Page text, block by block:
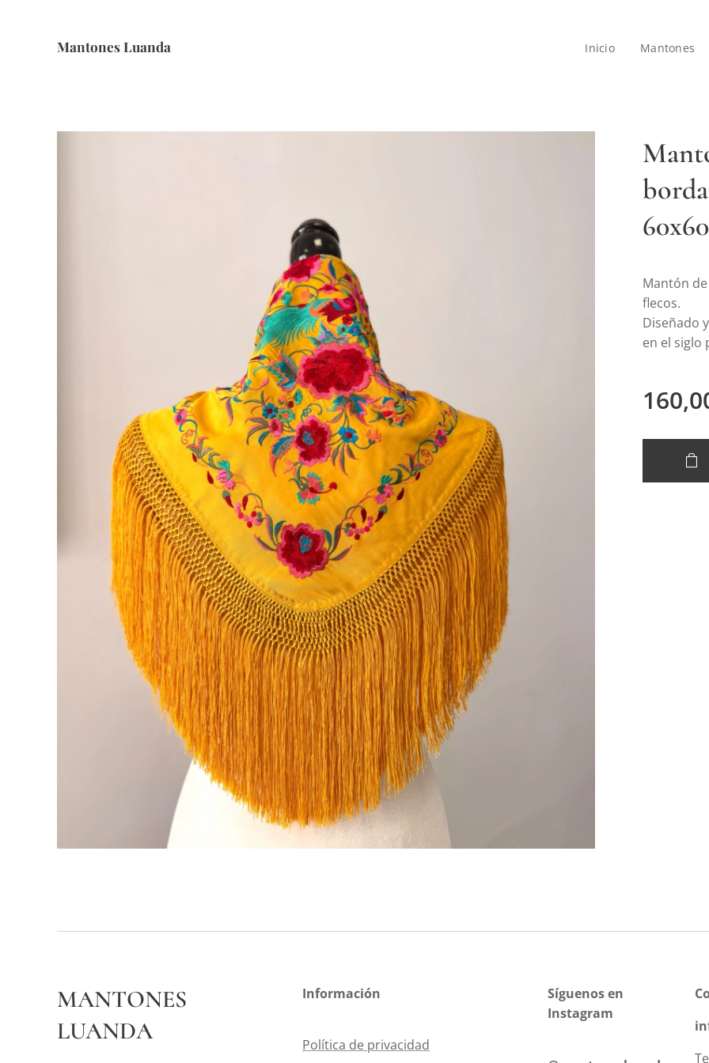
Mantones Luanda Inicio Mantones
60x60
Mantón
flecos.
Diseñado
en el siglo
MANTONES
LUANDA
Información
Política de privacidad
Síguenos en
Instagram